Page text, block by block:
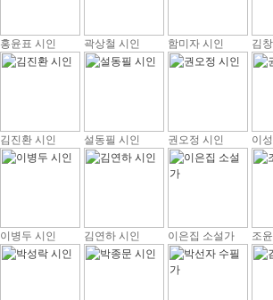
홍윤표 시인 곽상철 시인 함미자 시인 김
김진환 시인 설동필 시인 권오정 시인 이
이병두 시인 김연하 시인 이은집 소설가 조